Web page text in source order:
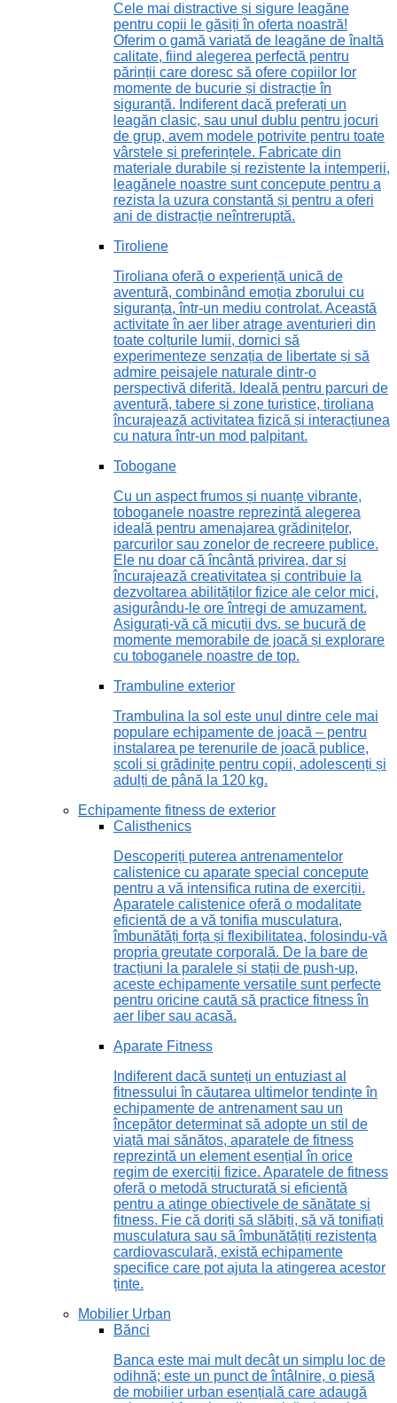
Cele mai distractive și sigure leagăne
pentru copii le găsiți în oferta noastră!
Oferim o gamă variată de leagăne de înaltă
calitate, fiind alegerea perfectă pentru
părinții care doresc să ofere copiilor lor
momente de bucurie și distracție în
siguranță. Indiferent dacă preferați un
leagăn clasic, sau unul dublu pentru jocuri
de grup, avem modele potrivite pentru toate
vârstele și preferințele. Fabricate din
materiale durabile și rezistente la intemperii,
leagănele noastre sunt concepute pentru a
rezista la uzura constantă și pentru a oferi
ani de distracție neîntreruptă.
Tiroliene
Tiroliana oferă o experiență unică de
aventură, combinând emoția zborului cu
siguranța, într-un mediu controlat. Această
activitate în aer liber atrage aventurieri din
toate colțurile lumii, dornici să
experimenteze senzația de libertate și să
admire peisajele naturale dintr-o
perspectivă diferită. Ideală pentru parcuri de
aventură, tabere și zone turistice, tiroliana
încurajează activitatea fizică și interacțiunea
cu natura într-un mod palpitant.
Tobogane
Cu un aspect frumos și nuanțe vibrante,
toboganele noastre reprezintă alegerea
ideală pentru amenajarea grădinițelor,
parcurilor sau zonelor de recreere publice.
Ele nu doar că încântă privirea, dar și
încurajează creativitatea și contribuie la
dezvoltarea abilităților fizice ale celor mici,
asigurându-le ore întregi de amuzament.
Asigurați-vă că micuții dvs. se bucură de
momente memorabile de joacă și explorare
cu toboganele noastre de top.
Trambuline exterior
Trambulina la sol este unul dintre cele mai
populare echipamente de joacă – pentru
instalarea pe terenurile de joacă publice,
școli și grădinițe pentru copii, adolescenți și
adulți de până la 120 kg.
Echipamente fitness de exterior
Calisthenics
Descoperiți puterea antrenamentelor
calistenice cu aparate special concepute
pentru a vă intensifica rutina de exerciții.
Aparatele calistenice oferă o modalitate
eficientă de a vă tonifia musculatura,
îmbunătăți forța și flexibilitatea, folosindu-vă
propria greutate corporală. De la bare de
tracțiuni la paralele și stații de push-up,
aceste echipamente versatile sunt perfecte
pentru oricine caută să practice fitness în
aer liber sau acasă.
Aparate Fitness
Indiferent dacă sunteți un entuziast al
fitnessului în căutarea ultimelor tendințe în
echipamente de antrenament sau un
începător determinat să adopte un stil de
viață mai sănătos, aparatele de fitness
reprezintă un element esențial în orice
regim de exerciții fizice. Aparatele de fitness
oferă o metodă structurată și eficientă
pentru a atinge obiectivele de sănătate și
fitness. Fie că doriți să slăbiți, să vă tonifiați
musculatura sau să îmbunătățiți rezistența
cardiovasculară, există echipamente
specifice care pot ajuta la atingerea acestor
ținte.
Mobilier Urban
Bănci
Banca este mai mult decât un simplu loc de
odihnă; este un punct de întâlnire, o piesă
de mobilier urban esențială care adaugă